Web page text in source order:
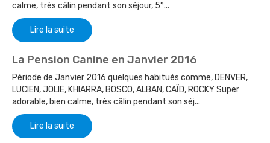
calme, très câlin pendant son séjour, 5°...
Lire la suite
La Pension Canine en Janvier 2016
Période de Janvier 2016 quelques habitués comme, DENVER,
LUCIEN, JOLIE, KHIARRA, BOSCO, ALBAN, CAÏD, ROCKY Super
adorable, bien calme, très câlin pendant son séj...
Lire la suite